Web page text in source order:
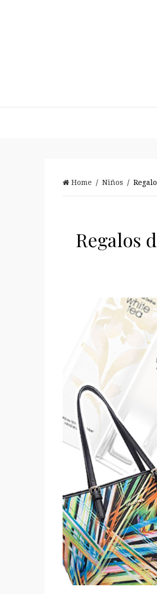
Home / Niños /
Regalos